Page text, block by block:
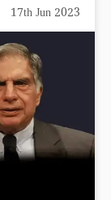
17th Jun 2023